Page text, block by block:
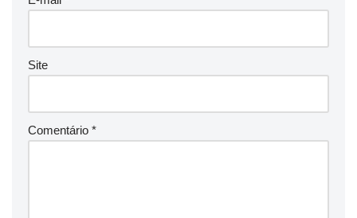
Site
Comentário *